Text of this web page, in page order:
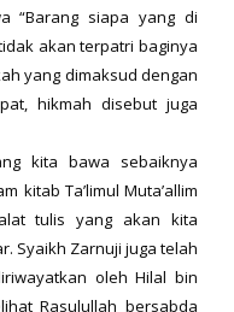
“Barang siapa yang di
akan terpatri baginya
yang dimaksud dengan
hikmah disebut juga
kita bawa sebaiknya
kitab Ta’limul Muta’allim
tulis yang akan kita
Syaikh Zarnuji juga telah
oleh Hilal bin
Rasulullah bersabda